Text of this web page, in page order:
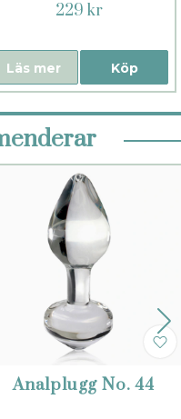
229 kr
Köp
Läs mer
Analplugg No. 44